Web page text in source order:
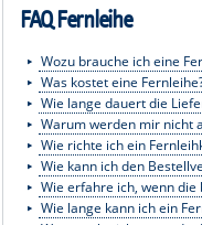
PUBLIZIEREN
SUCHE A-Z
FAQ Fernleihe
Wozu brauche ich eine
Was kostet eine
Wie lange dauert die
Warum werden mir nicht
Wie richte ich ein
Wie kann ich den
Wie erfahre ich, wenn
Wie lange kann ich ein